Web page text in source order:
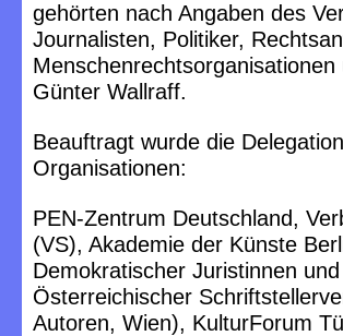
gehörten nach Angaben des
Journalisten, Politiker,
Günter Wallraff.
Beauftragt wurde die
Organisationen:
PEN-Zentrum Deutschland,
(VS), Akademie der Künste
Demokratischer Juristinnen
Österreichischer
Autoren, Wien), KulturForum